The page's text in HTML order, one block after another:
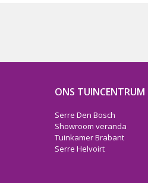
ONS TUINCENTRUM
Serre Den Bosch
Showroom veranda
Tuinkamer Brabant
Serre Helvoirt